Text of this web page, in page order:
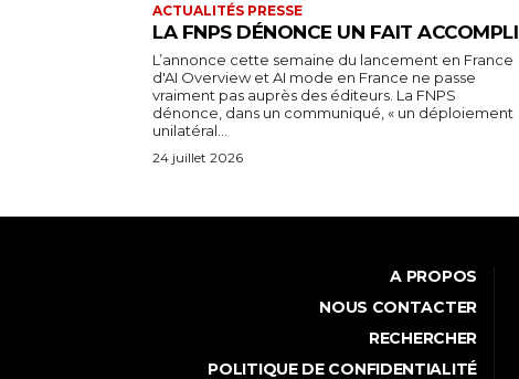
ACTUALITÉS PRESSE
LA FNPS DÉNONCE UN FAIT ACCOMPLI
L’annonce cette semaine du lancement en France
d'AI Overview et AI mode en France ne passe
vraiment pas auprès des éditeurs. La FNPS
dénonce, dans un communiqué, « un déploiement
unilatéral...
24 juillet 2026
A PROPOS
NOUS CONTACTER
RECHERCHER
POLITIQUE DE CONFIDENTIALITÉ